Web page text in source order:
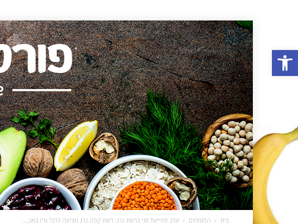
פתח סרגל נגישות
בית המומחים ערב ספיישל זוגי ברשת גרג: רשת קפה גרג מציעה לרגל ט"ו באב,...